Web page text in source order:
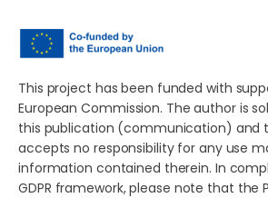
This project has been funded with
European Commission. The author is
this publication (communication) and
accepts no responsibility for any use
information contained therein. In
GDPR framework, please note that the